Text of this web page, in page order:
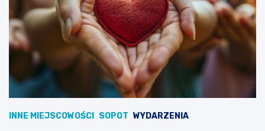
INNE MIEJSCOWOŚCI SOPOT WYDARZENIA